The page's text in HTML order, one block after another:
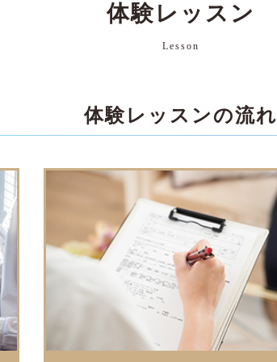
体験レッスン
Lesson
体験レッスンの流れ